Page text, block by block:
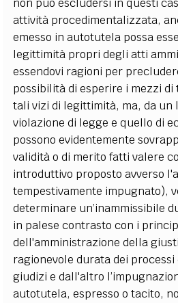
non può escludersi in questi
attività procedimentalizzata,
emesso in autotutela possa
legittimità propri degli atti
essendovi ragioni per
possibilità di esperire i mezzi
tali vizi di legittimità, ma, da un
violazione di legge e quello di
possono evidentemente
validità o di merito fatti valere
introduttivo proposto avverso
tempestivamente impugnato),
determinare un’inammissibile
in palese contrasto con i
dell'amministrazione della
ragionevole durata dei processi
giudizi e dall'altro
autotutela, espresso o tacito,